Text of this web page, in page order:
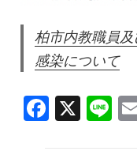
柏市内教職員
感染について
F
a
X Li
n